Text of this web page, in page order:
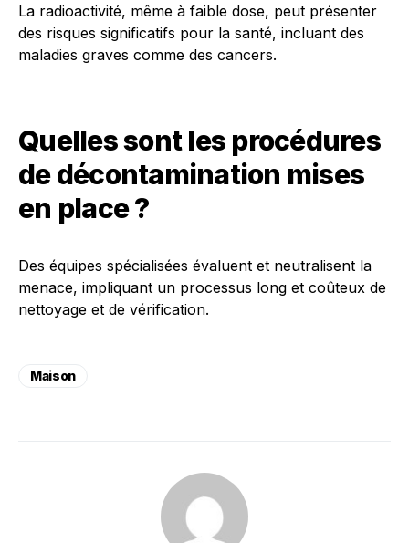
La radioactivité, même à faible dose, peut présenter
des risques significatifs pour la santé, incluant des
maladies graves comme des cancers.
Quelles sont les procédures
de décontamination mises
en place ?
Des équipes spécialisées évaluent et neutralisent la
menace, impliquant un processus long et coûteux de
nettoyage et de vérification.
Maison